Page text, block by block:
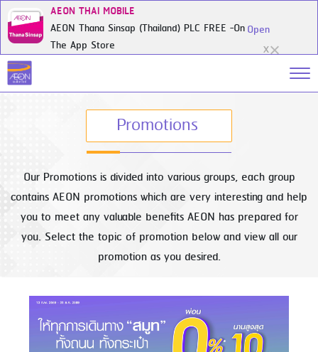
X
AEON THAI MOBILE
AEON Thana Sinsap (Thailand) PLC FREE -On
The App Store
Open
Promotions
Our Promotions is divided into various groups, each group
contains AEON promotions which are very interesting and help
you to meet any valuable benefits AEON has prepared for
you. Select the topic of promotion below and view all our
promotion as you desired.